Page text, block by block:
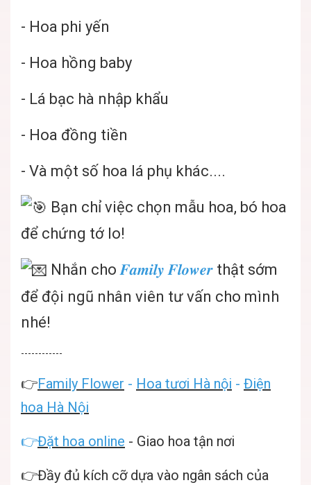
- Hoa phi yến
- Hoa hồng baby
- Lá bạc hà nhập khẩu
- Hoa đồng tiền
- Và một số hoa lá phụ khác....
Bạn chỉ việc chọn mẫu hoa, bó hoa
để chứng tớ lo!
Nhắn cho𝑭𝒂𝒎𝒊𝒍𝒚 𝑭𝒍𝒐𝒘𝒆𝒓 thật sớm
để đội ngũ nhân viên tư vấn cho mình
nhé!
------------
👉Family Flower - Hoa tươi Hà nội - Điện
hoa Hà Nội
👉Đặt hoa online - Giao hoa tận nơi
👉Đầy đủ kích cỡ dựa vào ngân sách của